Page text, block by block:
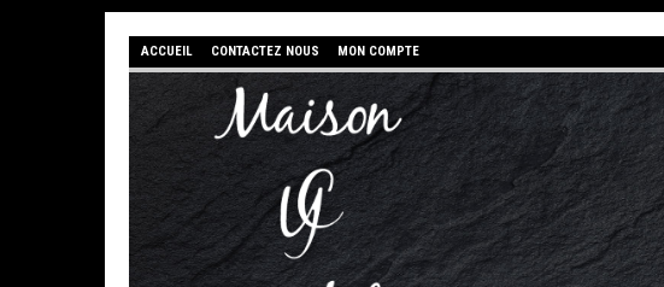
ACCUEIL CONTACTEZ NOUS MON COMPTE